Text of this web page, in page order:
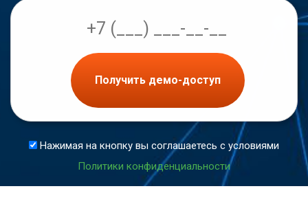
Получить демо-доступ
Нажимая на кнопку вы соглашаетесь с условиями
Политики конфиденциальности